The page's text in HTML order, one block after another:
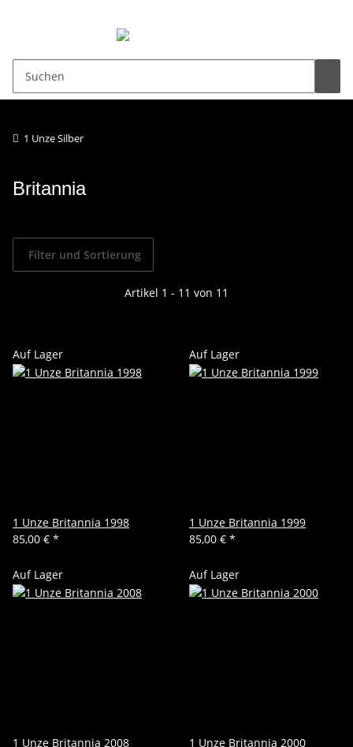
1 Unze Silber
Britannia
Filter und Sortierung
Artikel 1 - 11 von 11
Auf Lager
1 Unze Britannia 1998
85,00 € *
Auf Lager
1 Unze Britannia 1999
85,00 € *
Auf Lager
1 Unze Britannia 2008
Auf Lager
1 Unze Britannia 2000